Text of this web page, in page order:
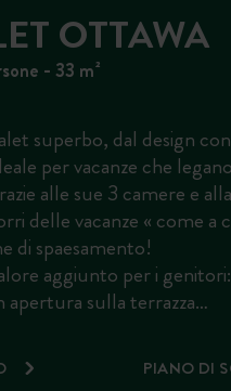
OTTAWA
- 33 m²
superbo, dal design
per vacanze che
alle sue 3 camere e
delle vacanze « come a
di spaesamento!
aggiunto per i
apertura sulla terrazza…
PIANO DI